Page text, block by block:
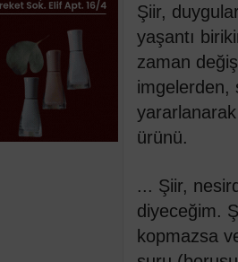
Şiir,
yaşantı
zaman
imgelerden,
ürünü.
... Şiir,
diyeceğim.
kopmazsa